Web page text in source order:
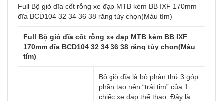
Full Bộ giò dĩa cốt rỗng xe đạp MTB kèm BB IXF 170mm
đĩa BCD104 32 34 36 38 răng tùy chọn(Màu tím)
Full Bộ giò dĩa cốt rỗng xe đạp MTB kèm BB IXF
170mm đĩa BCD104 32 34 36 38 răng tùy chọn(Màu
tím)
Bộ giò đĩa là bộ phận thứ 3 góp
phần tạo nên “trái tim” của 1
chiếc xe đạp thể thao. Đây là